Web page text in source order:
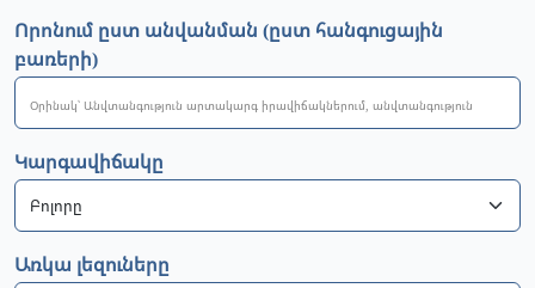
Որոնում ըստ անվանման (ըստ հանգուցային
բառերի)
Կարգավիճակը
Առկա լեզուները